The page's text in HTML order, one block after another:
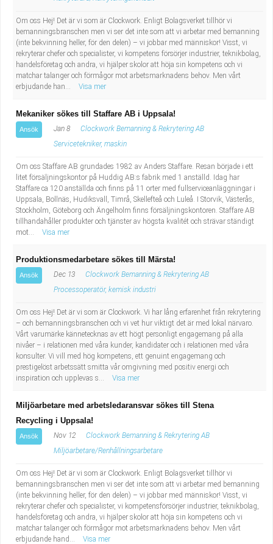
Om oss Hej! Det är vi som är Clockwork. Enligt Bolagsverket tillhör vi
bemanningsbranschen men vi ser det inte som att vi arbetar med bemanning
(inte bekvinning heller, för den delen) – vi jobbar med människor! Visst, vi
rekryterar chefer och specialister, vi kompetens försörjer industrier, teknikbolag,
handelsföretag och andra, vi hjälper skolor att höja sin kompetens och vi
matchar talanger och förmågor mot arbetsmarknadens behov. Men vårt
erbjudande han...
Visa mer
Mekaniker sökes till Staffare AB i Uppsala!
Ansök Jan 8
Clockwork Bemanning & Rekrytering AB
Servicetekniker, maskin
Om oss Staffare AB grundades 1982 av Anders Staffare. Resan började i ett
litet försäljningskontor på Huddig AB:s fabrik med 1 anställd. Idag har
Staffare ca 120 anställda och finns på 11 orter med fullserviceanläggningar i
Uppsala, Bollnäs, Hudiksvall, Timrå, Skellefteå och Luleå. I Storvik, Västerås,
Stockholm, Göteborg och Ängelholm finns försäljningskontoren. Staffare AB
tillhandahåller produkter och tjänster av högsta kvalitét och strävar ständigt
mot...
Visa mer
Produktionsmedarbetare sökes till Märsta!
Ansök Dec 13
Clockwork Bemanning & Rekrytering AB
Processoperatör, kemisk industri
Om oss Hej! Det är vi som är Clockwork. Vi har lång erfarenhet från rekrytering
– och bemanningsbranschen och vi vet hur viktigt det är med lokal närvaro.
Vårt varumärke kännetecknas av ett högt personligt engagemang på alla
nivåer – i relationen med våra kunder, kandidater och i relationen med våra
konsulter. Vi vill med hög kompetens, ett genuint engagemang och
prestigelöst arbetssätt smitta vår omgivning med positiv energi och
inspiration och upplevas s...
Visa mer
Miljöarbetare med arbetsledaransvar sökes till Stena
Recycling i Uppsala!
Ansök Nov 12
Clockwork Bemanning & Rekrytering AB
Miljöarbetare/Renhållningsarbetare
Om oss Hej! Det är vi som är Clockwork. Enligt Bolagsverket tillhör vi
bemanningsbranschen men vi ser det inte som att vi arbetar med bemanning
(inte bekvinning heller, för den delen) – vi jobbar med människor! Visst, vi
rekryterar chefer och specialister, vi kompetensförsörjer industrier, teknikbolag,
handelsföretag och andra, vi hjälper skolor att höja sin kompetens och vi
matchar talanger och förmågor mot arbetsmarknadens behov. Men vårt
erbjudande hand...
Visa mer